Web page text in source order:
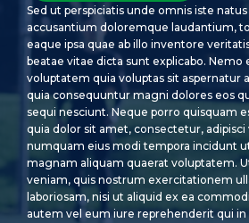
Sed ut perspiciatis unde omnis iste
accusantium doloremque laudantium,
eaque ipsa quae ab illo inventore
beatae vitae dicta sunt explicabo. Nemo
voluptatem quia voluptas sit aspernatur
quia consequuntur magni dolores eos
sequi nesciunt. Neque porro quisquam
quia dolor sit amet, consectetur, adipisci
numquam eius modi tempora incidunt
magnam aliquam quaerat voluptatem.
veniam, quis nostrum exercitationem
laboriosam, nisi ut aliquid ex ea
autem vel eum iure reprehenderit qui in